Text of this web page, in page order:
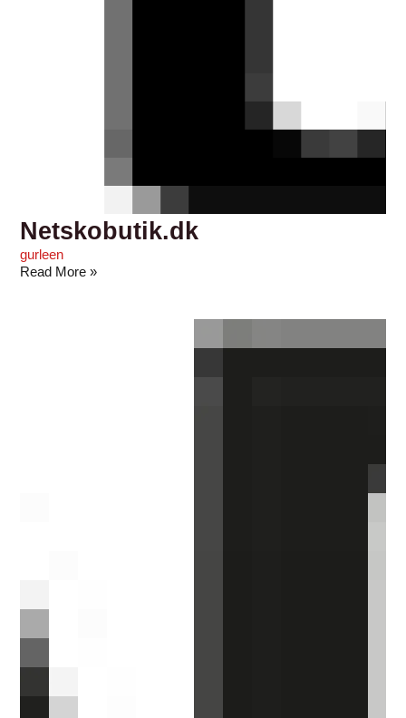
Netskobutik.dk
gurleen
Read More »